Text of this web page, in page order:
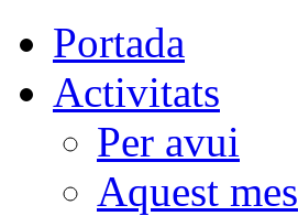
Portada
Activitats
Per avui
Aquest mes